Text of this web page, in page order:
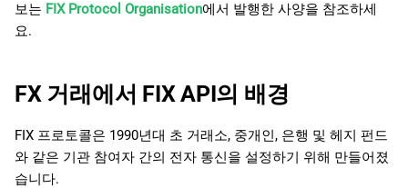
Türkçe
보는 FIX Protocol Organisation에서 발행한 사양을 참조하세
요.
FX 거래에서 FIX API의 배경
FIX 프로토콜은 1990년대 초 거래소, 중개인, 은행 및 헤지 펀드
와 같은 기관 참여자 간의 전자 통신을 설정하기 위해 만들어졌
습니다.